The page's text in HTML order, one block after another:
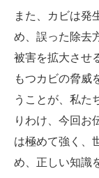
また、カビは発
め、誤った除去
被害を拡大させ
もつカビの脅威
うことが、私た
りわけ、今回お
は極めて強く、
め、正しい知識